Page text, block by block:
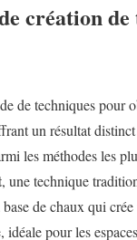
création
de techniques pour
un résultat
les méthodes les
, une technique
de chaux qui
idéale pour les